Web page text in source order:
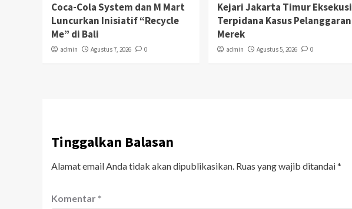
Coca-Cola System dan M Mart
Luncurkan Inisiatif “Recycle
Me” di Bali
admin Agustus 7, 2026 0
Kejari Jakarta Timur Eksekusi
Terpidana Kasus Pelanggaran
Merek
admin Agustus 5, 2026 0
Tinggalkan Balasan
Alamat email Anda tidak akan dipublikasikan. Ruas yang wajib ditandai*
Komentar *